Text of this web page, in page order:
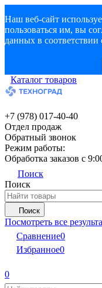
Наш веб-сайт
пользоваться им, вы
данных в соответствии
Каталог товаров
+7 (978) 017-40-40
Отдел продаж
Обратный звонок
Режим работы:
Обработка заказов с
Поиск
Поиск
Поиск
Посмотреть все
Сравнение0
Избранное0
0